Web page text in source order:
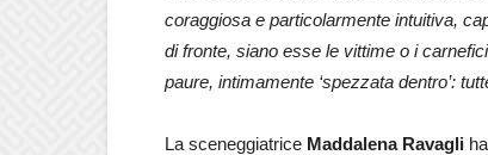
coraggiosa e particolarmente intuitiva,
di fronte, siano esse le vittime o i carnefici
paure, intimamente ‘spezzata dentro’:
La sceneggiatrice Maddalena Ravagli